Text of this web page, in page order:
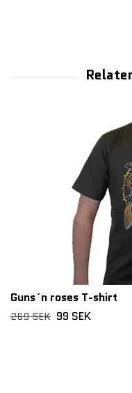
Guns´n roses T-shirt
269 SEK 99 SEK